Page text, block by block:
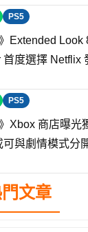
PS5
》Extended
首度選擇 Netflix
PS5
》Xbox 商店曝
可與劇情模式分
文章